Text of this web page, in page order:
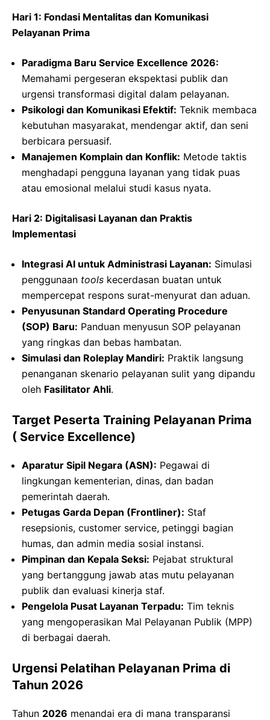
Hari 1: Fondasi Mentalitas dan Komunikasi
Pelayanan Prima
Paradigma Baru Service Excellence 2026:
Memahami pergeseran ekspektasi publik dan
urgensi transformasi digital dalam pelayanan.
Psikologi dan Komunikasi Efektif: Teknik membaca
kebutuhan masyarakat, mendengar aktif, dan seni
berbicara persuasif.
Manajemen Komplain dan Konflik: Metode taktis
menghadapi pengguna layanan yang tidak puas
atau emosional melalui studi kasus nyata.
Hari 2: Digitalisasi Layanan dan Praktis
Implementasi
Integrasi AI untuk Administrasi Layanan: Simulasi
penggunaan tools kecerdasan buatan untuk
mempercepat respons surat-menyurat dan aduan.
Penyusunan Standard Operating Procedure
(SOP) Baru: Panduan menyusun SOP pelayanan
yang ringkas dan bebas hambatan.
Simulasi dan Roleplay Mandiri: Praktik langsung
penanganan skenario pelayanan sulit yang dipandu
oleh Fasilitator Ahli.
Target Peserta Training Pelayanan Prima
( Service Excellence)
Aparatur Sipil Negara (ASN): Pegawai di
lingkungan kementerian, dinas, dan badan
pemerintah daerah.
Petugas Garda Depan (Frontliner): Staf
resepsionis, customer service, petinggi bagian
humas, dan admin media sosial instansi.
Pimpinan dan Kepala Seksi: Pejabat struktural
yang bertanggung jawab atas mutu pelayanan
publik dan evaluasi kinerja staf.
Pengelola Pusat Layanan Terpadu: Tim teknis
yang mengoperasikan Mal Pelayanan Publik (MPP)
di berbagai daerah.
Urgensi Pelatihan Pelayanan Prima di
Tahun 2026
Tahun 2026 menandai era di mana transparansi